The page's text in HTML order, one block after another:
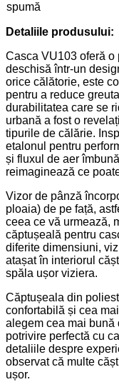
spumă
Detaliile produsului:
Casca VU103 oferă
deschisă într-un
orice călătorie, este
pentru a reduce
durabilitatea care se
urbană a fost o
tipurile de călărie.
etalonul pentru
și fluxul de aer
reimaginează ce
Vizor de pânză
ploaia) de pe față,
ceea ce vă urmează,
căptușeală pentru
diferite dimensiuni,
atașat în interiorul
spăla ușor viziera.
Căptușeala din
confortabilă și cea
alegem cea mai bună
potrivire perfectă cu
detaliile despre
observat că multe
ușor.